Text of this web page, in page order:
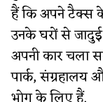
हैं कि अपने टैक्स
उनके घरों से
अपनी कार चला
पार्क,